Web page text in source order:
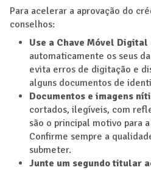
Para acelerar a aprovação do
conselhos:
Use a Chave Móvel Digital
automaticamente os seus
evita erros de digitação e
alguns documentos de
Documentos e imagens
cortados, ilegíveis, com
são o principal motivo para
Confirme sempre a
submeter.
Junte um segundo titular